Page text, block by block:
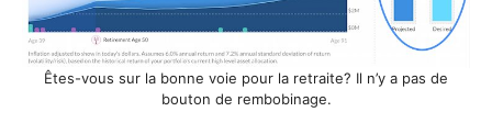
Êtes-vous sur la bonne voie pour la retraite? Il n’y a pas de
bouton de rembobinage.